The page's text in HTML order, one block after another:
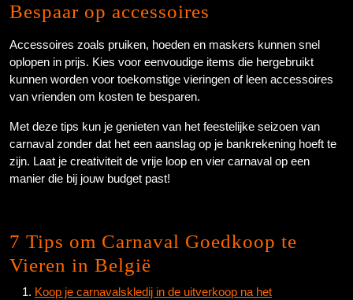
Bespaar op accessoires
Accessoires zoals pruiken, hoeden en maskers kunnen snel
oplopen in prijs. Kies voor eenvoudige items die hergebruikt
kunnen worden voor toekomstige vieringen of leen accessoires
van vrienden om kosten te besparen.
Met deze tips kun je genieten van het feestelijke seizoen van
carnaval zonder dat het een aanslag op je bankrekening hoeft te
zijn. Laat je creativiteit de vrije loop en vier carnaval op een
manier die bij jouw budget past!
7 Tips om Carnaval Goedkoop te
Vieren in België
Koop je carnavalskledij in de uitverkoop na het